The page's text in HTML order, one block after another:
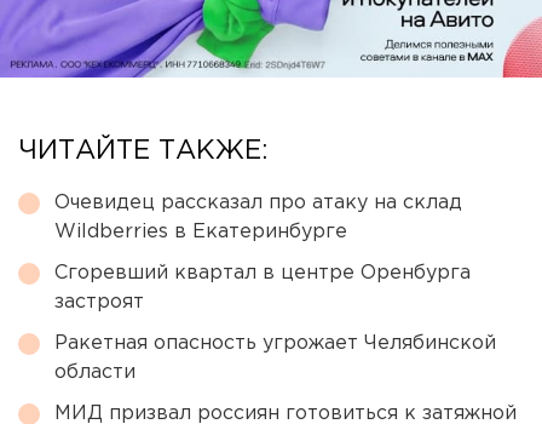
ЧИТАЙТЕ ТАКЖЕ:
Очевидец рассказал про атаку на склад
Wildberries в Екатеринбурге
Сгоревший квартал в центре Оренбурга
застроят
Ракетная опасность угрожает Челябинской
области
МИД призвал россиян готовиться к затяжной